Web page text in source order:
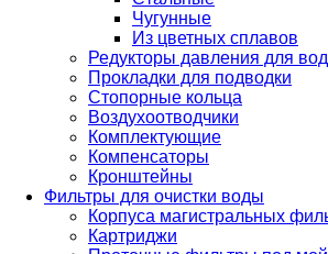
Чугунные
Из цветных сплавов
Редукторы давления для
Прокладки для подводки
Стопорные кольца
Воздухоотводчики
Комплектующие
Компенсаторы
Кронштейны
Фильтры для очистки воды
Корпуса магистральных
Картриджи